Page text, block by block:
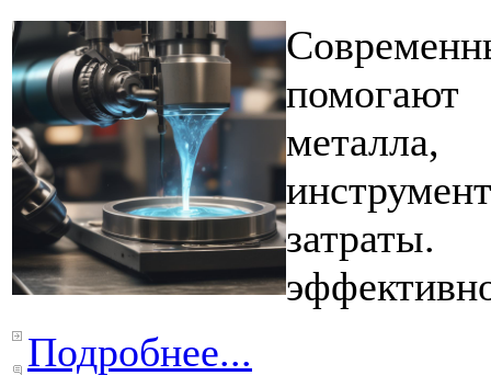
помогают
затраты.
Подробнее...